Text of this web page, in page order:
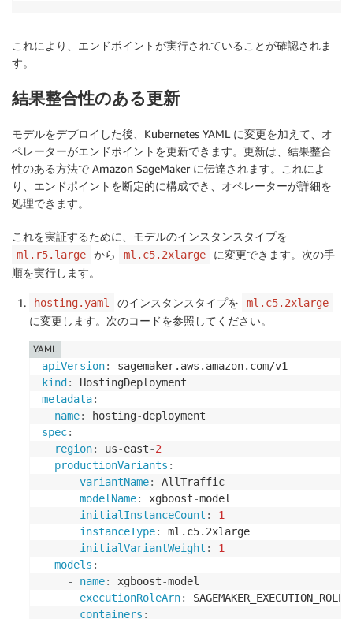
これにより、エンドポイントが実行されていることが確認されま
す。
結果整合性のある更新
モデルをデプロイした後、Kubernetes YAML に変更を加えて、オ
ペレーターがエンドポイントを更新できます。更新は、結果整合
性のある方法で Amazon SageMaker に伝達されます。これによ
り、エンドポイントを断定的に構成でき、オペレーターが詳細を
処理できます。
これを実証するために、モデルのインスタンスタイプを
ml.r5.large から ml.c5.2xlarge
に変更できます。次の手
順を実行します。
hosting.yaml のインスタンスタイプを ml.c5.2xlarge
に変更します。次のコードを参照してください。
apiVersion:
kind :
metadata:
name: hosting-
spec:
region: us-east-2
productionVariants :
-
variantName:
AllTraffic
modelName: xgboost-model
initialInstanceCount :
1
instanceType:
ml.c5.2xlarge
initialVariantWeight :
1
models :
-
name: xgboost-model
executionRoleArn:
containers :
YAML